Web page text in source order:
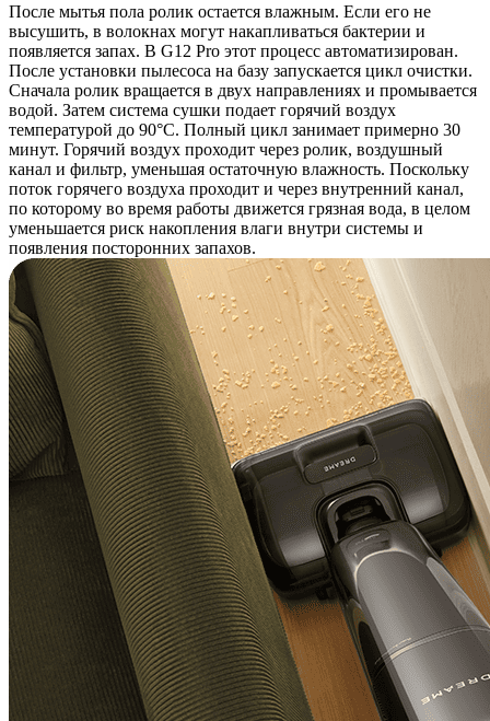
После мытья пола ролик остается влажным. Если его не
высушить, в волокнах могут накапливаться бактерии и
появляется запах. В G12 Pro этот процесс автоматизирован.
После установки пылесоса на базу запускается цикл очистки.
Сначала ролик вращается в двух направлениях и промывается
водой. Затем система сушки подает горячий воздух
температурой до 90°C. Полный цикл занимает примерно 30
минут. Горячий воздух проходит через ролик, воздушный
канал и фильтр, уменьшая остаточную влажность. Поскольку
поток горячего воздуха проходит и через внутренний канал,
по которому во время работы движется грязная вода, в целом
уменьшается риск накопления влаги внутри системы и
появления посторонних запахов.